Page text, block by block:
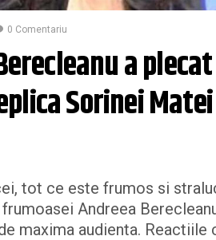
0 Comentariu
a
Sorinei
tot ce este frumos si
Andreea
maxima audienta.